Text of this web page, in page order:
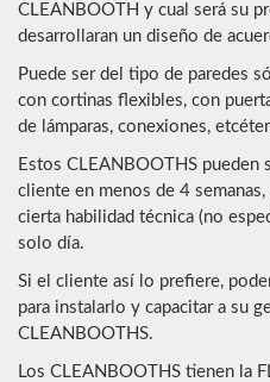
CLEANBOOTH y cual será su
desarrollaran un diseño de
Puede ser del tipo de paredes
con cortinas flexibles, con
de lámparas, conexiones,
Estos CLEANBOOTHS pueden
cliente en menos de 4
cierta habilidad técnica (no
solo día.
Si el cliente así lo prefiere,
para instalarlo y capacitar a su
CLEANBOOTHS.
Los CLEANBOOTHS tienen la